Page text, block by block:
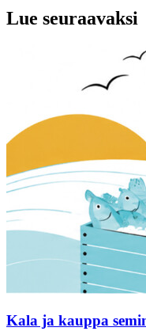
Lue seuraavaksi
Kala ja kauppa